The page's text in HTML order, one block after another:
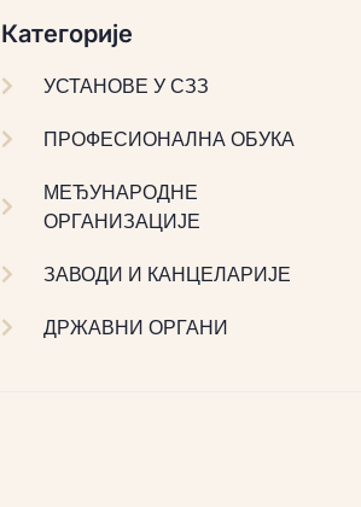
Категорије
УСТАНОВЕ У СЗЗ
ПРОФЕСИОНАЛНА ОБУКА
МЕЂУНАРОДНЕ
ОРГАНИЗАЦИЈЕ
ЗАВОДИ И КАНЦЕЛАРИЈЕ
ДРЖАВНИ ОРГАНИ